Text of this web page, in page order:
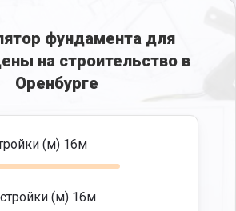
фундамента для
на строительство в
Оренбурге
(м) 16м
(м) 16м